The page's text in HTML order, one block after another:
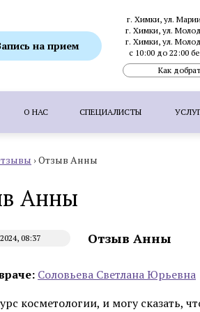
на прием
г. Химки, ул.
г. Химки, ул.
г. Химки, ул.
с 10:00 до 22:00
Как
О НАС СПЕЦИАЛИСТЫ
УСЛУГИ: SMAS-лифтинг
волос методом FUE
косметология
›Отзыв Анны
Анны
08:37 Отзыв Анны
Cоловьева Cветлана Юрьевна
косметологии, и могу сказать,